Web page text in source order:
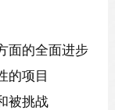
面的全面进步
的项目
被挑战